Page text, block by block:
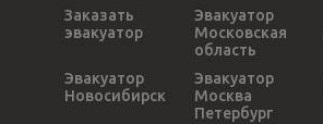
Заказать
эвакуатор
Эвакуатор
Московская
область
Эвакуатор
Новосибирск
Эвакуатор
Москва
Петербург